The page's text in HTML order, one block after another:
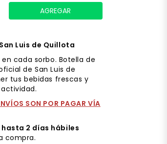
Luis de Quillota
cada sorbo. Botella de
de San Luis de
tus bebidas frescas y
SON POR PAGAR VÍA
2 días hábiles
compra.